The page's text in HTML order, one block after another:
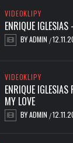
VIDEOKLIPY
ENRIQUE
BYADMIN /
VIDEOKLIPY
ENRIQUE
MY LOVE
BYADMIN /